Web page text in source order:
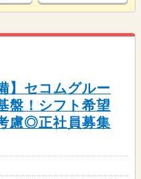
】セコムグルー
盤！シフト希望
慮◎正社員募集